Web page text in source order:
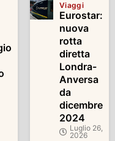
Viaggi
Eurostar:
nuova
rotta
diretta
Londra-
Anversa
da
dicembre
2024
Luglio 26,
2026